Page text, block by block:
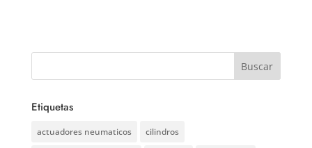
Etiquetas
actuadores neumaticos cilindros